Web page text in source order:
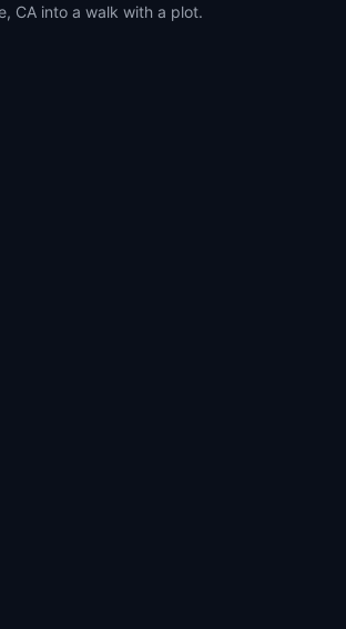
CA into a walk with a plot.